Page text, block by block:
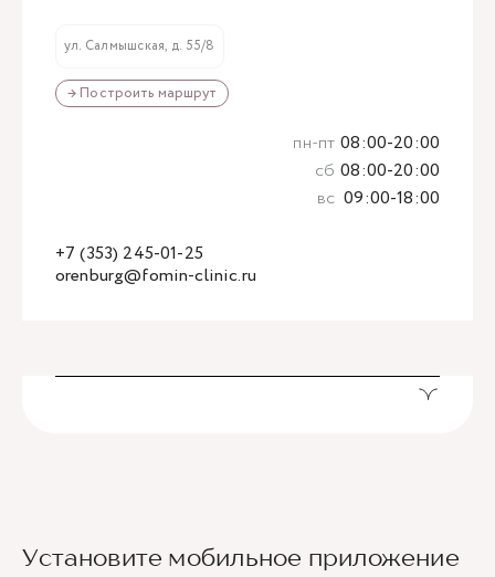
ул. Салмышская, д. 55/8
→ Построить маршрут
orenburg@fomin-clinic.ru
+7 (353) 245-01-25
пн-пт 08:00-20:00
сб 08:00-20:00
вс 09:00-18:00
Установите мобильное приложение